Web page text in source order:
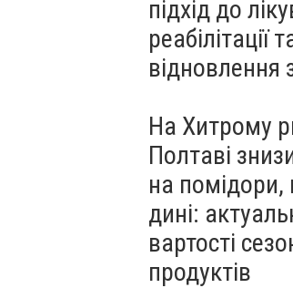
підхід до
реабілітації
відновлення
На Хитрому
Полтаві
на помідори,
дині:
вартості
продуктів